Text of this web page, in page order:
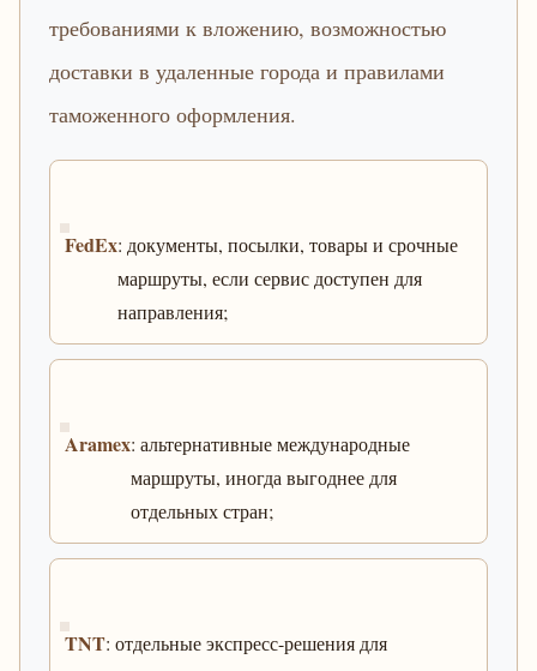
требованиями к вложению, возможностью
доставки в удаленные города и правилами
таможенного оформления.
FedEx: документы, посылки, товары и срочные
маршруты, если сервис доступен для
направления;
Aramex: альтернативные международные
маршруты, иногда выгоднее для
отдельных стран;
TNT: отдельные экспресс-решения для